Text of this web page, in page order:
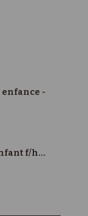
-
f/h...